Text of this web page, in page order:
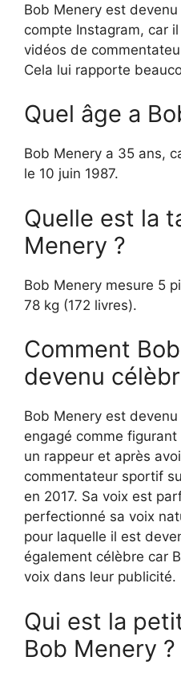
Bob Menery est
compte Instagram, car
vidéos de
Cela lui rapporte
Quel âge a
Bob Menery a 35 ans,
le 10 juin 1987.
Quelle est la
Menery ?
Bob Menery mesure 5
78 kg (172 livres).
Comment
devenu
Bob Menery est
engagé comme
un rappeur et après
commentateur sportif
en 2017. Sa voix est
perfectionné sa voix
pour laquelle il est
également célèbre car
voix dans leur publicité.
Qui est la
Bob Menery ?